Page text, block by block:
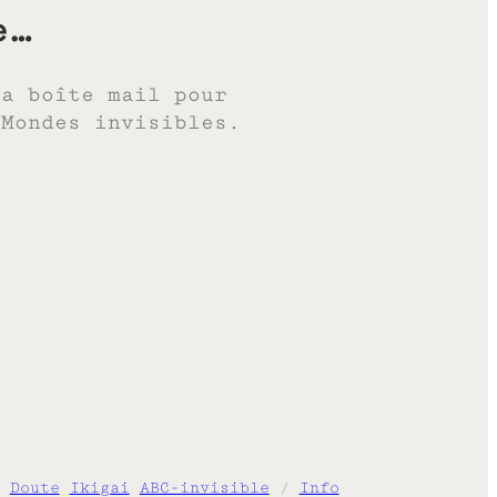
boîte mail pour
invisibles.
Doute Ikigai ABC-invisible / Info